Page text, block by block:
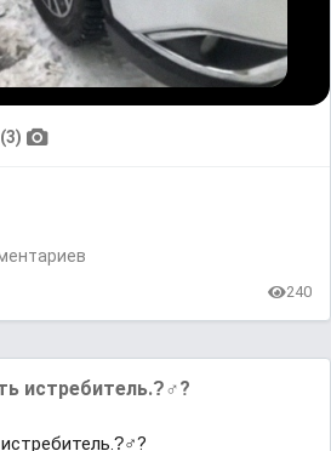
240
истребитель.?‍♂?